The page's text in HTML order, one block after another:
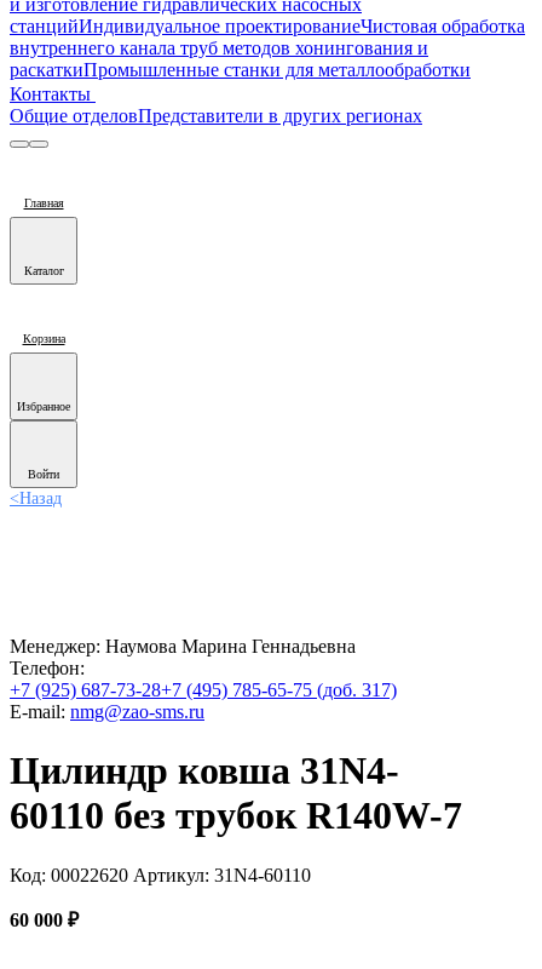
и изготовление гидравлических насосных
станцийИндивидуальное проектированиеЧистовая обработка
внутреннего канала труб методов хонингования и
раскаткиПромышленные станки для металлообработки
Контакты
Общие отделовПредставители в других регионах
Главная
Каталог
Корзина
Избранное
Войти
<Назад
Менеджер: Наумова Марина Геннадьевна
Телефон:
+7 (925) 687-73-28+7 (495) 785-65-75 (доб. 317)
E-mail: nmg@zao-sms.ru
Цилиндр ковша 31N4-
60110 без трубок R140W-7
Код: 00022620 Артикул: 31N4-60110
60 000 ₽